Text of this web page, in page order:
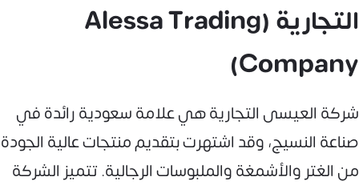
التجارية (Alessa Trading
Company)
شركة العيسى التجارية هي علامة سعودية رائدة في
صناعة النسيج، وقد اشتهرت بتقديم منتجات عالية الجودة
من الغتر والأشمغة والملبوسات الرجالية. تتميز الشركة